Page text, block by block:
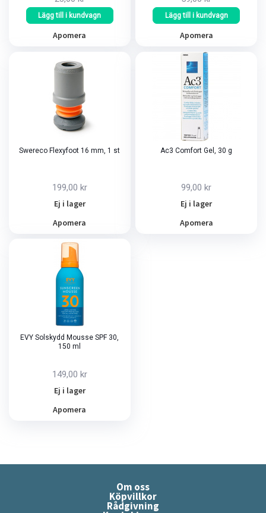
Lägg till i kundvagn
Apomera
Lägg till i kundvagn
Apomera
Swereco Flexyfoot 16 mm, 1 st
199,00 kr
Ej i lager
Apomera
Ac3 Comfort Gel, 30 g
99,00 kr
Ej i lager
Apomera
EVY Solskydd Mousse SPF 30,
150 ml
149,00 kr
Ej i lager
Apomera
Om oss
Köpvillkor
Rådgivning